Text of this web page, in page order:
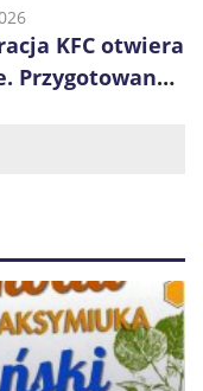
KFC otwiera
Przygotowano